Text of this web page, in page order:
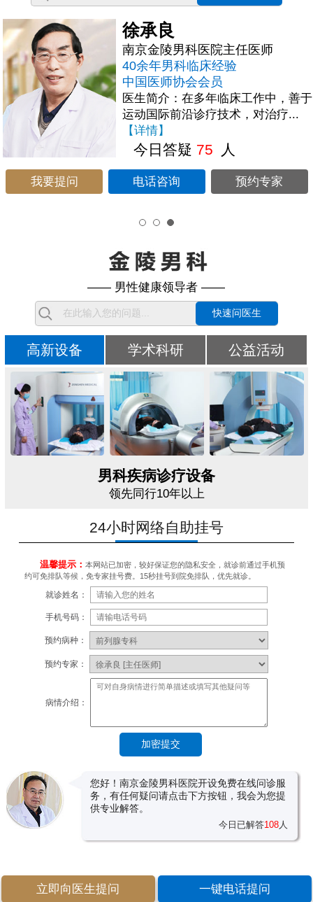
李国君
南京金陵男科医院主治医师
20余年男科临床经验
中国优生协会生殖健康专业委员会
会员
医生简介：男性不育、性功能障碍、
前列腺疾病、泌尿生殖感染，具有独
到的见解。... 【详情】
今日答疑 88 人
我要提问 电话咨询 预约专家
—— 男性健康领导者 ——
快速问医生
高新设备 学术科研 公益活动
男科疾病诊疗设备
领先同行10年以上
24小时网络自助挂号
温馨提示：本网站已加密，较好保证您的隐私安全，就诊前通过手机预
约可免排队等候，免专家挂号费。15秒挂号到院免排队，优先就诊。
就诊姓名：
手机号码：
预约病种：
预约专家：
病情介绍：
您好！南京金陵男科医院开设免费在线问诊服
务，有任何疑问请点击下方按钮，我会为您提
供专业解答。
今日已解答108人
立即向医生提问 一键电话提问